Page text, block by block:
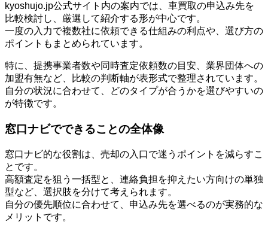
kyoshujo.jp公式サイト内の案内では、車買取の申込み先を
比較検討し、厳選して紹介する形が中心です。
一度の入力で複数社に依頼できる仕組みの利点や、選び方の
ポイントもまとめられています。
特に、提携事業者数や同時査定依頼数の目安、業界団体への
加盟有無など、比較の判断軸が表形式で整理されています。
自分の状況に合わせて、どのタイプが合うかを選びやすいの
が特徴です。
窓口ナビでできることの全体像
窓口ナビ的な役割は、売却の入口で迷うポイントを減らすこ
とです。
高額査定を狙う一括型と、連絡負担を抑えたい方向けの単独
型など、選択肢を分けて考えられます。
自分の優先順位に合わせて、申込み先を選べるのが実務的な
メリットです。